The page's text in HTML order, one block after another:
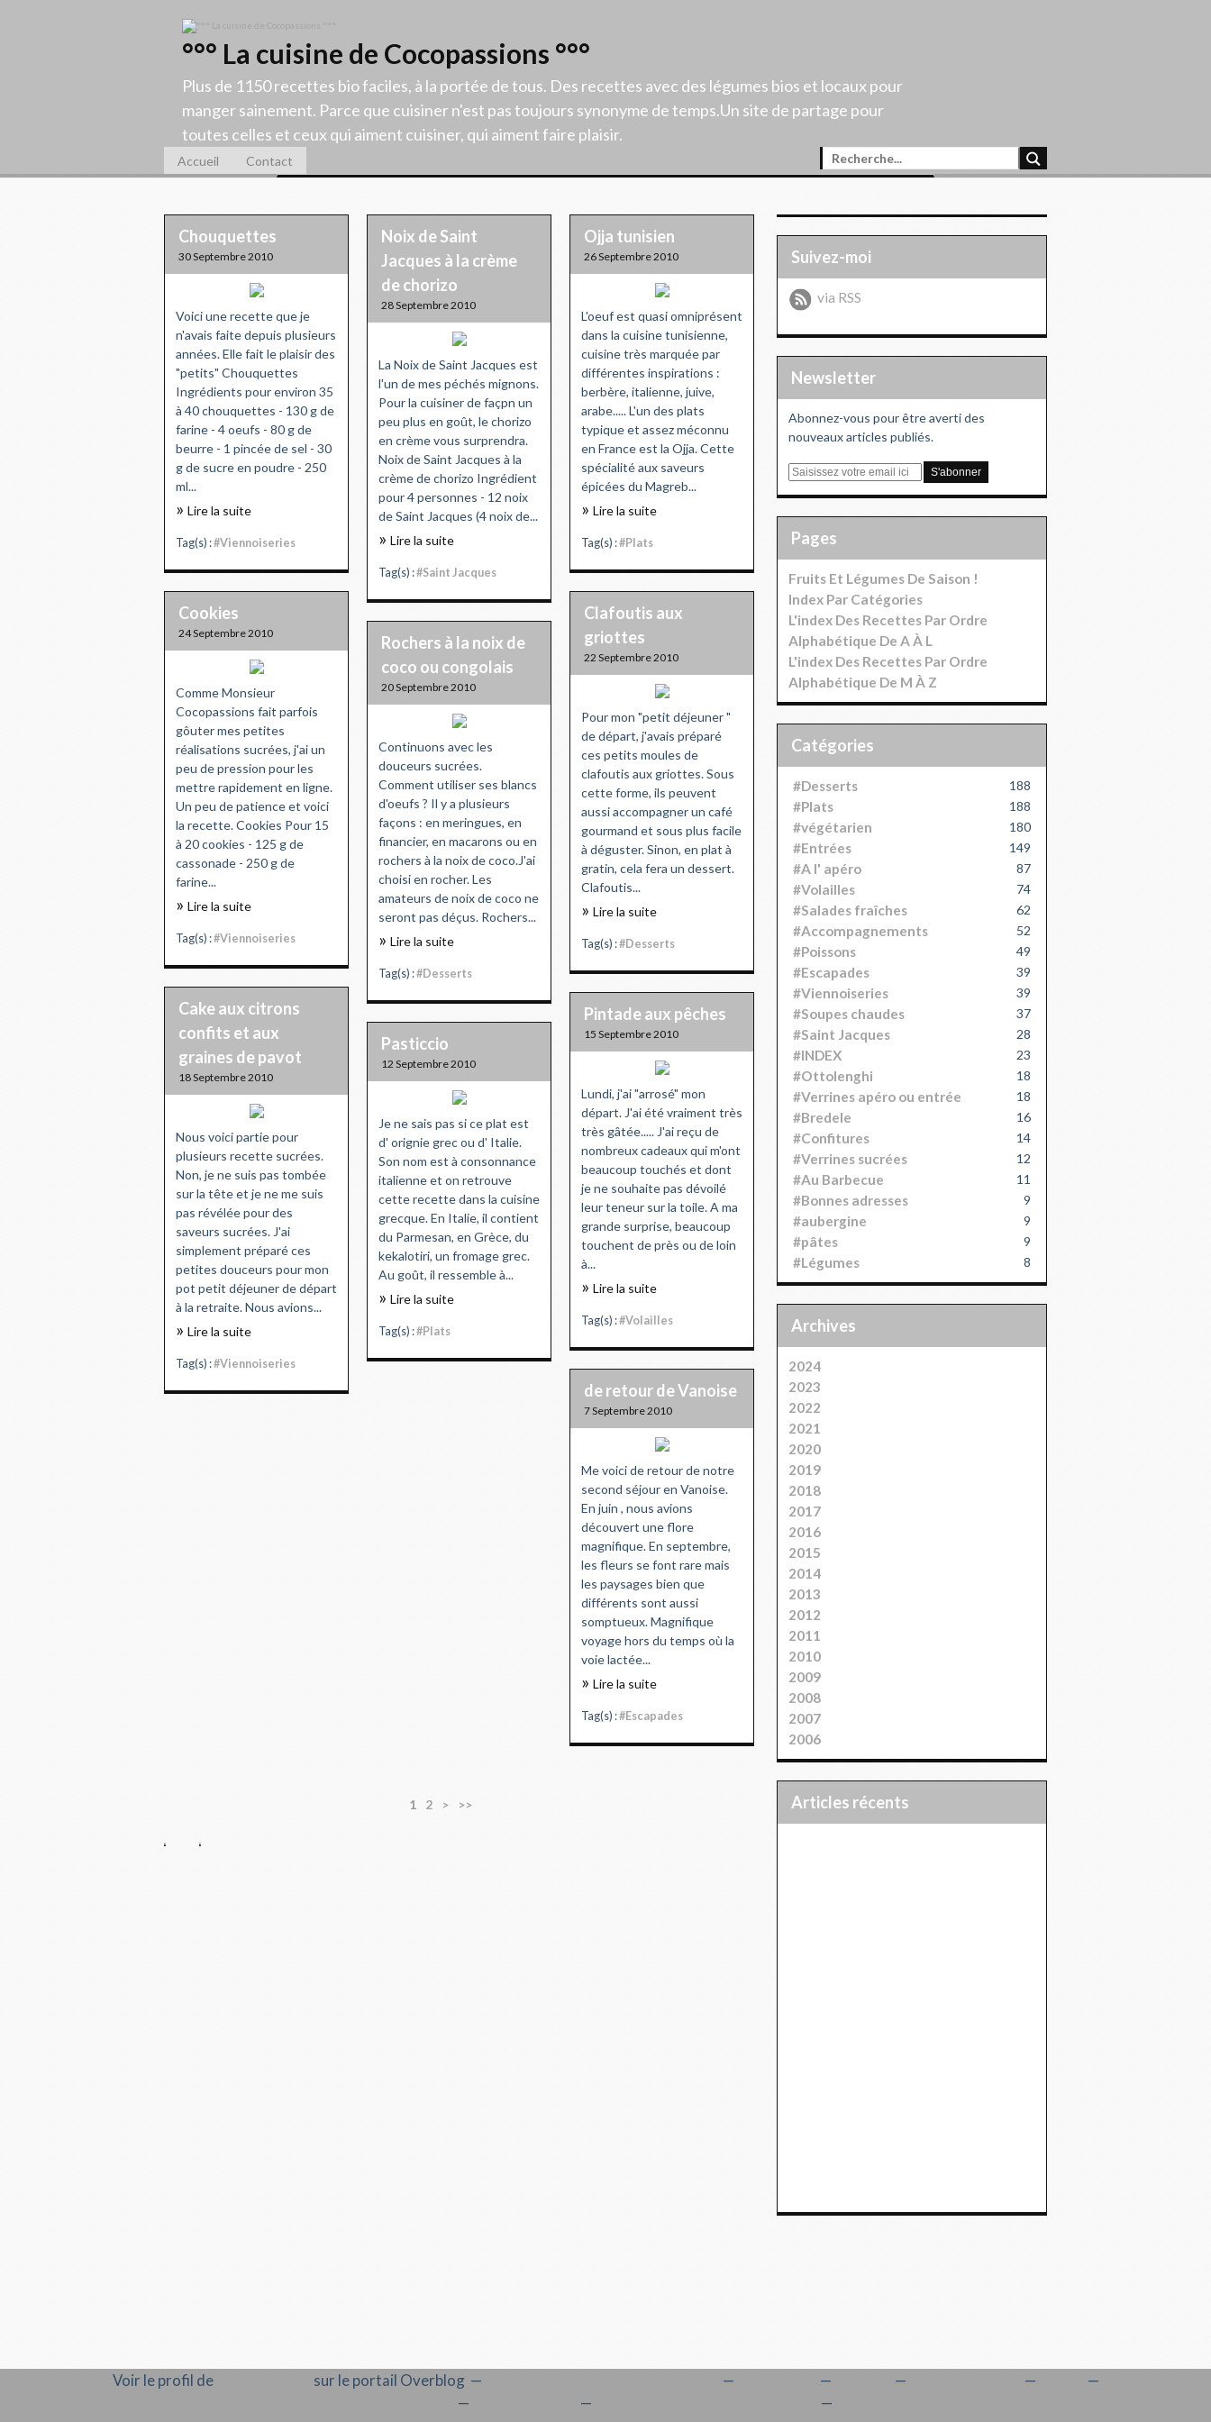
°°° La cuisine de Cocopassions °°°
Plus de 1150 recettes bio faciles, à la portée de tous. Des recettes avec des légumes bios et locaux pour
manger sainement. Parce que cuisiner n'est pas toujours synonyme de temps.Un site de partage pour
toutes celles et ceux qui aiment cuisiner, qui aiment faire plaisir.
Accueil Contact
Chouquettes
30 Septembre 2010
Voici une recette que je
n'avais faite depuis plusieurs
années. Elle fait le plaisir des
"petits" Chouquettes
Ingrédients pour environ 35
à 40 chouquettes - 130 g de
farine - 4 oeufs - 80 g de
beurre - 1 pincée de sel - 30
g de sucre en poudre - 250
ml...
Lire la suite
Tag(s) :#Viennoiseries
Noix de Saint
Jacques à la crème
de chorizo
28 Septembre 2010
La Noix de Saint Jacques est
l'un de mes péchés mignons.
Pour la cuisiner de façpn un
peu plus en goût, le chorizo
en crème vous surprendra.
Noix de Saint Jacques à la
crème de chorizo Ingrédient
pour 4 personnes - 12 noix
de Saint Jacques (4 noix de...
Lire la suite
Tag(s) :#Saint Jacques
Ojja tunisien
26 Septembre 2010
L'oeuf est quasi omniprésent
dans la cuisine tunisienne,
cuisine très marquée par
différentes inspirations :
berbère, italienne, juive,
arabe..... L'un des plats
typique et assez méconnu
en France est la Ojja. Cette
spécialité aux saveurs
épicées du Magreb...
Lire la suite
Tag(s) :#Plats
Cookies
24 Septembre 2010
Comme Monsieur
Cocopassions fait parfois
gôuter mes petites
réalisations sucrées, j'ai un
peu de pression pour les
mettre rapidement en ligne.
Un peu de patience et voici
la recette. Cookies Pour 15
à 20 cookies - 125 g de
cassonade - 250 g de
farine...
Lire la suite
Tag(s) :#Viennoiseries
Clafoutis aux
griottes
22 Septembre 2010
Pour mon "petit déjeuner "
de départ, j'avais préparé
ces petits moules de
clafoutis aux griottes. Sous
cette forme, ils peuvent
aussi accompagner un café
gourmand et sous plus facile
à déguster. Sinon, en plat à
gratin, cela fera un dessert.
Clafoutis...
Lire la suite
Tag(s) :#Desserts
Rochers à la noix de
coco ou congolais
20 Septembre 2010
Continuons avec les
douceurs sucrées.
Comment utiliser ses blancs
d'oeufs ? Il y a plusieurs
façons : en meringues, en
financier, en macarons ou en
rochers à la noix de coco.J'ai
choisi en rocher. Les
amateurs de noix de coco ne
seront pas déçus. Rochers...
Lire la suite
Tag(s) :#Desserts
Cake aux citrons
confits et aux
graines de pavot
18 Septembre 2010
Nous voici partie pour
plusieurs recette sucrées.
Non, je ne suis pas tombée
sur la tête et je ne me suis
pas révélée pour des
saveurs sucrées. J'ai
simplement préparé ces
petites douceurs pour mon
pot petit déjeuner de départ
à la retraite. Nous avions...
Lire la suite
Tag(s) :#Viennoiseries
Pintade aux pêches
15 Septembre 2010
Lundi, j'ai "arrosé" mon
départ. J'ai été vraiment très
très gâtée..... J'ai reçu de
nombreux cadeaux qui m'ont
beaucoup touchés et dont
je ne souhaite pas dévoilé
leur teneur sur la toile. A ma
grande surprise, beaucoup
touchent de près ou de loin
à...
Lire la suite
Tag(s) :#Volailles
Pasticcio
12 Septembre 2010
Je ne sais pas si ce plat est
d' orignie grec ou d' Italie.
Son nom est à consonnance
italienne et on retrouve
cette recette dans la cuisine
grecque. En Italie, il contient
du Parmesan, en Grèce, du
kekalotiri, un fromage grec.
Au goût, il ressemble à...
Lire la suite
Tag(s) :#Plats
de retour de Vanoise
7 Septembre 2010
Me voici de retour de notre
second séjour en Vanoise.
En juin , nous avions
découvert une flore
magnifique. En septembre,
les fleurs se font rare mais
les paysages bien que
différents sont aussi
somptueux. Magnifique
voyage hors du temps où la
voie lactée...
Lire la suite
Tag(s) :#Escapades
1 2 > >>
Suivez-moi
via RSS
Newsletter
Abonnez-vous pour être averti des
nouveaux articles publiés.
E
Pages
Fruits Et Légumes De Saison !
Index Par Catégories
L'index Des Recettes Par Ordre
Alphabétique De A À L
L'index Des Recettes Par Ordre
Alphabétique De M À Z
Catégories
#Desserts 188
#Plats 188
#végétarien 180
#Entrées 149
#A l' apéro 87
#Volailles 74
#Salades fraîches 62
#Accompagnements 52
#Poissons 49
#Escapades 39
#Viennoiseries 39
#Soupes chaudes 37
#Saint Jacques 28
#INDEX 23
#Ottolenghi 18
#Verrines apéro ou entrée 18
#Bredele 16
#Confitures 14
#Verrines sucrées 12
#Au Barbecue 11
#Bonnes adresses 9
#aubergine 9
#pâtes 9
#Légumes 8
Archives
2024
2023
2022
2021
2020
2019
2018
2017
2016
2015
2014
2013
2012
2011
2010
2009
2008
2007
2006
articles récents
Voir le profil de sur le portail Overblog